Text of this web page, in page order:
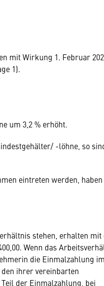
mit Wirkung 1. Februar
1).
um 3,2 % erhöht.
-löhne, so
eintreten werden,
stehen, erhalten mit
Wenn das
die Einmalzahlung
ihrer vereinbarten
der Einmalzahlung, bei